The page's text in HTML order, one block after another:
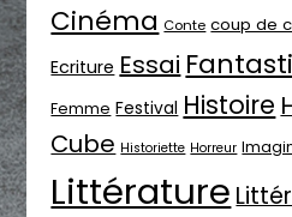
Cinéma Conte coup de
Ecriture Essai
Femme Festival Histoire
Cube Historiette Horreur
Littérature